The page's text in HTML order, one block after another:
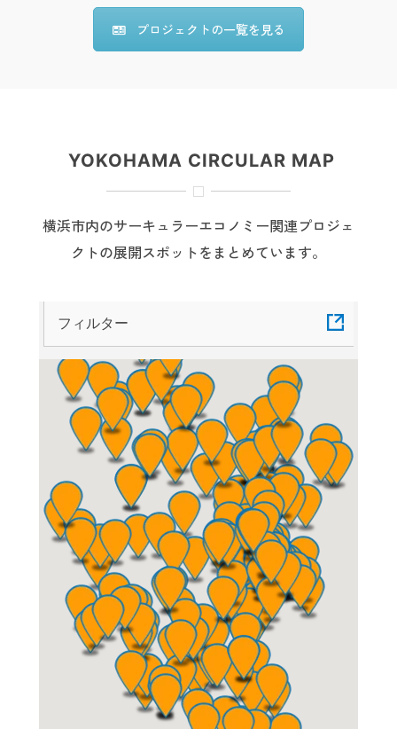
プロジェクトの一覧を見る
YOKOHAMA CIRCULAR MAP
横浜市内のサーキュラーエコノミー関連プロジェ
クトの展開スポットをまとめています。
フィルター